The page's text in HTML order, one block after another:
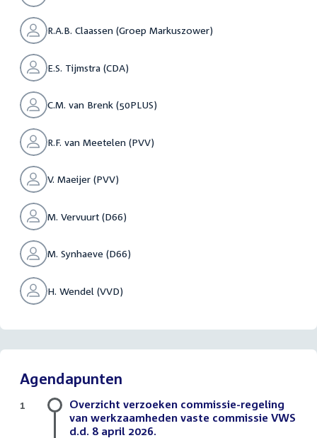
R.A.B. Claassen (Groep Markuszower)
E.S. Tijmstra (CDA)
C.M. van Brenk (50PLUS)
R.F. van Meetelen (PVV)
V. Maeijer (PVV)
M. Vervuurt (D66)
M. Synhaeve (D66)
H. Wendel (VVD)
Agendapunten
Overzicht verzoeken commissie-regeling
van werkzaamheden vaste commissie VWS
d.d. 8 april 2026.
1